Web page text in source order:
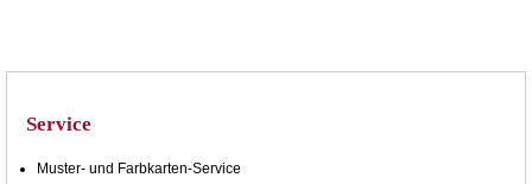
Service
Muster- und Farbkarten-Service